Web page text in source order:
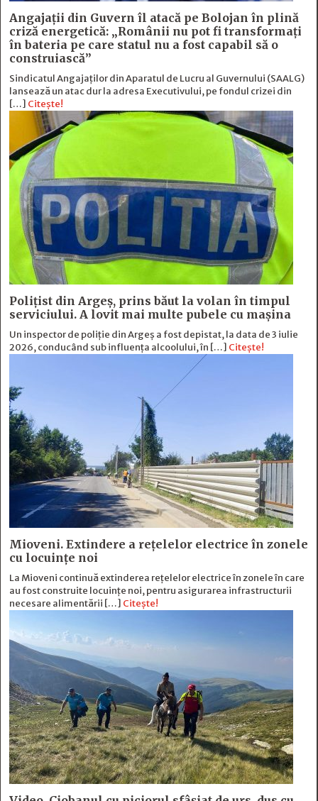
Angajații din Guvern îl atacă pe Bolojan în plină
criză energetică: „Românii nu pot fi transformați
în bateria pe care statul nu a fost capabil să o
construiască”
Sindicatul Angajaților din Aparatul de Lucru al Guvernului (SAALG)
lansează un atac dur la adresa Executivului, pe fondul crizei din
[…] Citește!
Polițist din Argeș, prins băut la volan în timpul
serviciului. A lovit mai multe pubele cu mașina
Un inspector de poliție din Argeș a fost depistat, la data de 3 iulie
2026, conducând sub influența alcoolului, în […] Citește!
Mioveni. Extindere a rețelelor electrice în zonele
cu locuințe noi
La Mioveni continuă extinderea rețelelor electrice în zonele în care
au fost construite locuințe noi, pentru asigurarea infrastructurii
necesare alimentării […] Citește!